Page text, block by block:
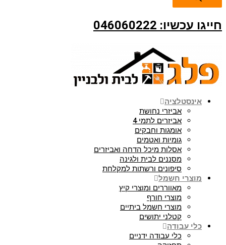
חייגו עכשיו: 046060222
אינסטלציה
אביזרי נחושת
אביזרים לתמי 4
אומגות וחבקים
גומיות ואטמים
אסלות מיכל הדחה ואביזרים
מסננים לבית ולגינה
סיפונים ורשתות למקלחת
מוצרי חשמל
מאווררים ומוצרי קיץ
מוצרי חורף
מוצרי חשמל ביתיים
קטלני יתושים
כלי עבודה
כלי עבודה ידניים